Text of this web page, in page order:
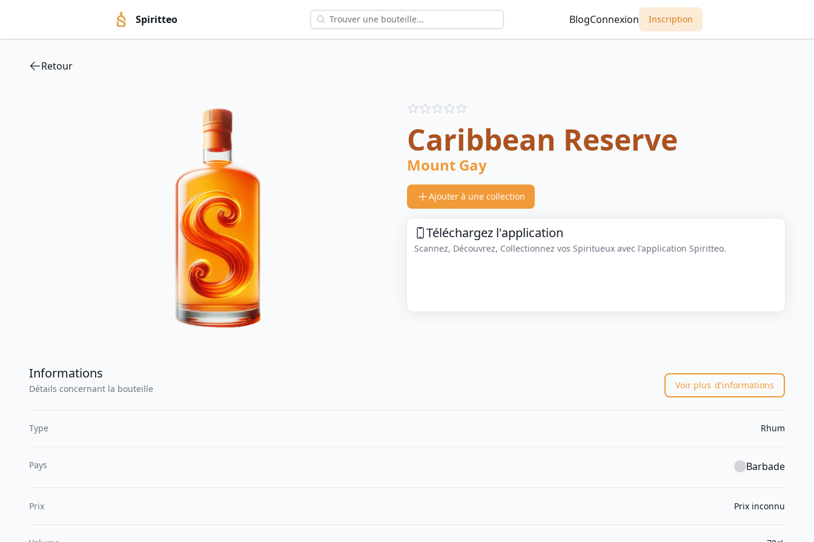
Spiritteo BlogConnexion Inscription
Retour
Reviews
Caribbean Reserve
Mount Gay
Ajouter à une collection
Téléchargez l'application
Scannez, Découvrez, Collectionnez vos Spiritueux avec l'application Spiritteo.
Informations
Détails concernant la bouteille Voir plus d'informations
Type Rhum
Pays Barbade
Prix Prix inconnu